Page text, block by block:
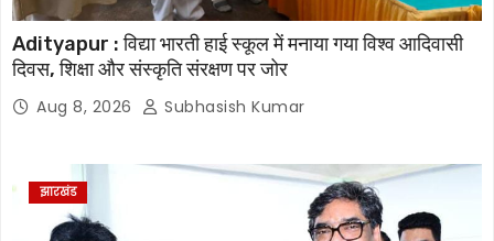
Adityapur : विद्या भारती हाई स्कूल में मनाया गया विश्व आदिवासी
दिवस, शिक्षा और संस्कृति संरक्षण पर जोर
Aug 8, 2026 Subhasish Kumar
झारखंड